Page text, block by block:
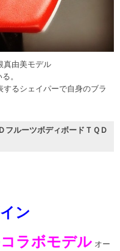
真由美モデル
。
するシェイパーで自身のブラ
フルーツボディボードＴＱＤ
ン
ラボモデル オー